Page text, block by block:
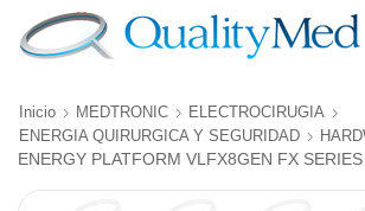
Inicio MEDTRONIC
ELECTROCIRUGIA
ENERGIA QUIRURGICA Y SEGURIDAD
ENERGY PLATFORM VLFX8GEN FX SERIES